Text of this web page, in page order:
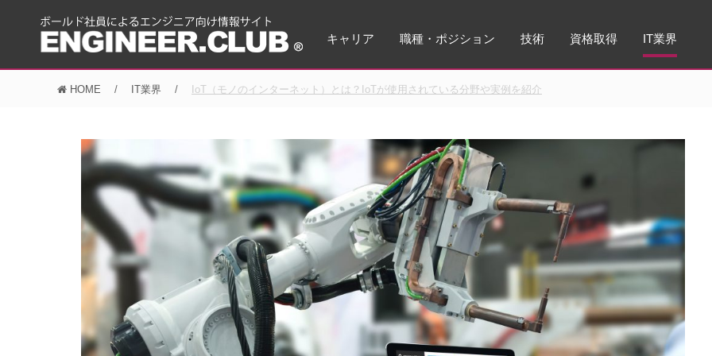
キャリア 職種・ポジション 技術 資格取得 IT業界
HOME IT業界 IoT（モノのインターネット）とは？IoTが使用されている分野や実例を紹介